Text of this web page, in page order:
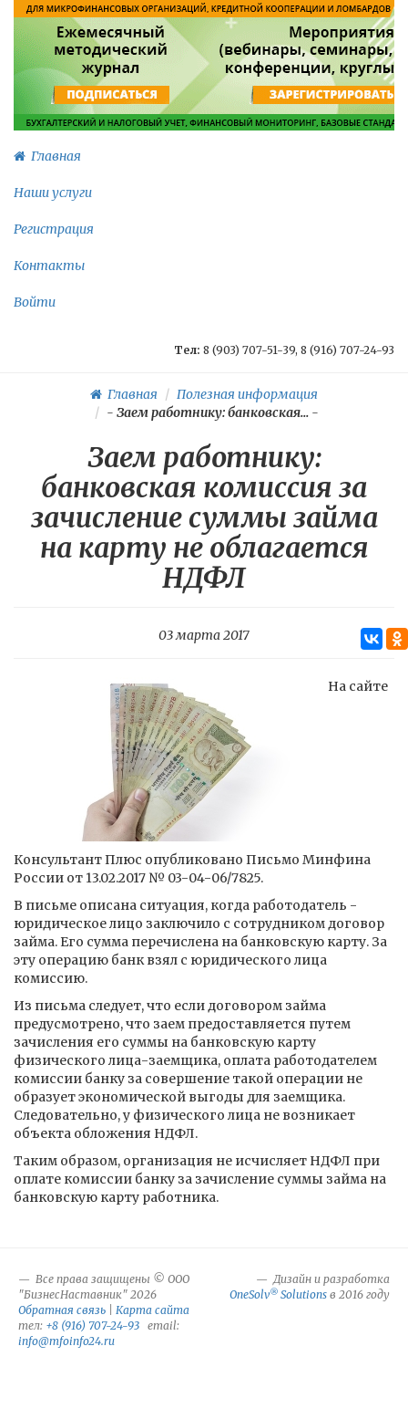
Главная
Наши услуги
Регистрация
Контакты
Войти
Тел: 8 (903) 707-51-39, 8 (916) 707-24-93
Главная
Полезная информация
- Заем работнику: банковская...-
Заем работнику:
банковская комиссия за
зачисление суммы займа
на карту не облагается
НДФЛ
03 марта 2017
На сайте
Консультант Плюс опубликовано Письмо Минфина
России от 13.02.2017 № 03-04-06/7825.
В письме описана ситуация, когда работодатель -
юридическое лицо заключило с сотрудником договор
займа. Его сумма перечислена на банковскую карту. За
эту операцию банк взял с юридического лица
комиссию.
Из письма следует, что если договором займа
предусмотрено, что заем предоставляется путем
зачисления его суммы на банковскую карту
физического лица-заемщика, оплата работодателем
комиссии банку за совершение такой операции не
образует экономической выгоды для заемщика.
Следовательно, у физического лица не возникает
объекта обложения НДФЛ.
Таким образом, организация не исчисляет НДФЛ при
оплате комиссии банку за зачисление суммы займа на
банковскую карту работника.
Все права защищены © ООО
"БизнесНаставник" 2026
Обратная связь
Карта сайта
тел: +8 (916) 707-24-93 email:
info@mfoinfo24.ru
Дизайн и разработка
OneSolv® Solutions в 2016 году